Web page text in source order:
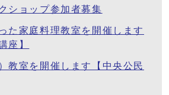
ショップ参加者募集
た家庭料理教室を開催します
座】
教室を開催します【中央公民